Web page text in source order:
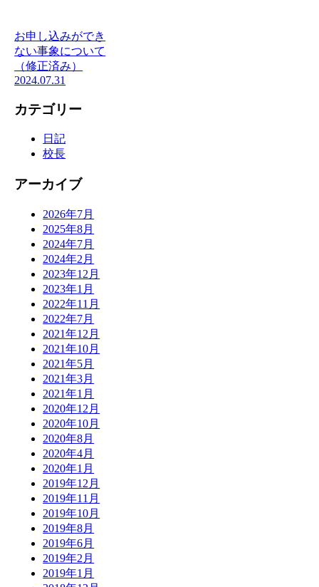
お申し込みができ
ない事象について
（修正済み）
2024.07.31
カテゴリー
日記
校長
アーカイブ
2026年7月
2025年8月
2024年7月
2024年2月
2023年12月
2023年1月
2022年11月
2022年7月
2021年12月
2021年10月
2021年5月
2021年3月
2021年1月
2020年12月
2020年10月
2020年8月
2020年4月
2020年1月
2019年12月
2019年11月
2019年10月
2019年8月
2019年6月
2019年2月
2019年1月